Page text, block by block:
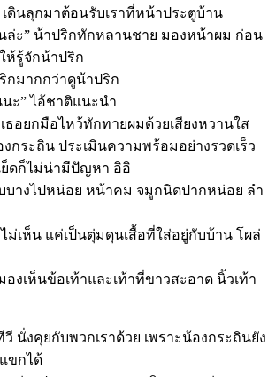
ดินลุกมาต้อนรับเราที่หน้าประตูบ้าน
ล่ะ” น้าปริกทักหลานชาย มองหน้าผม ก่อน
ห้รู้จักน้าปริก
กมากกว่าดูน้าปริก
ะ” ไอ้ชาติแนะนำ
ธอยกมือไหว้ทักทายผมด้วยเสียงหวานใส
กระถิน ประเมินความพร้อมอย่างรวดเร็ว
ย็ดก็ไม่น่ามีปัญหา อิอิ
บางไปหน่อย หน้าคม จมูกนิดปากหน่อย ลำ
ม่เห็น แค่เป็นตุ่มดุนเสื้อที่ใส่อยู่กับบ้าน โผล่
องเห็นข้อเท้าและเท้าที่ขาวสะอาด นิ้วเท้า
นั่งคุยกับพวกเราด้วย เพราะน้องกระถินยัง
ขกได้